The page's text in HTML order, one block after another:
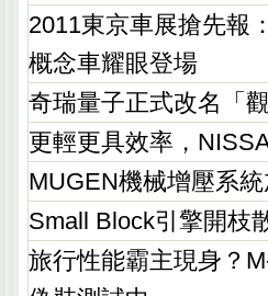
2011東京車展搶先報
概念車耀眼登場
奇瑞量子正式改名「
更輕更具效率，
MUGEN機械增壓系
Small Block引擎開枝
旅行性能霸主現身？